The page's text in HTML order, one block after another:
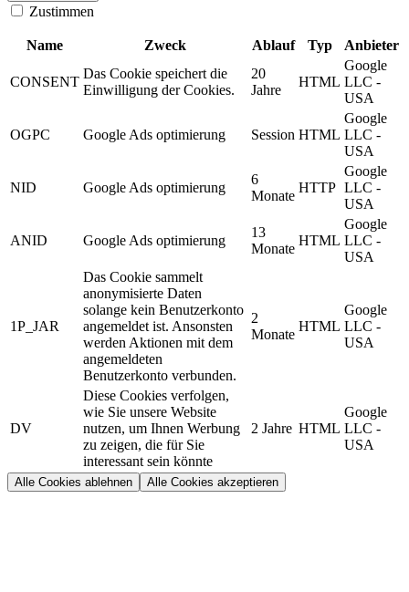
Zustimmen
Name Zweck Ablauf Typ Anbieter
CONSENT
Das Cookie speichert die
Einwilligung der Cookies.
20
Jahre
HTML
Google
LLC -
USA
OGPC Google Ads optimierung Session HTML
Google
LLC -
USA
NID Google Ads optimierung
6
Monate
HTTP
Google
LLC -
USA
ANID Google Ads optimierung
13
Monate
HTML
Google
LLC -
USA
1P_JAR
Das Cookie sammelt
anonymisierte Daten
solange kein Benutzerkonto
angemeldet ist. Ansonsten
werden Aktionen mit dem
angemeldeten
Benutzerkonto verbunden.
2
Monate
HTML
Google
LLC -
USA
DV
Diese Cookies verfolgen,
wie Sie unsere Website
nutzen, um Ihnen Werbung
zu zeigen, die für Sie
interessant sein könnte
2 Jahre HTML
Google
LLC -
USA
Alle Cookies ablehnen Alle Cookies akzeptieren